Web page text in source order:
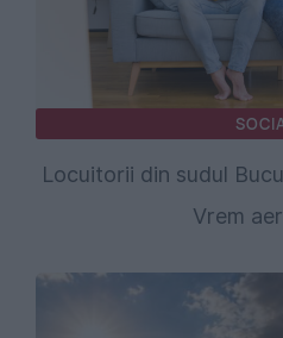
Locuitorii din sudul
Vrem